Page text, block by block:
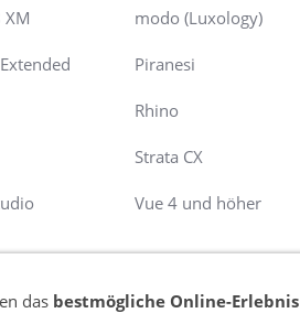
modo (Luxology)
Piranesi
Rhino
Strata CX
Vue 4 und höher
das bestmögliche Online-Erlebnis